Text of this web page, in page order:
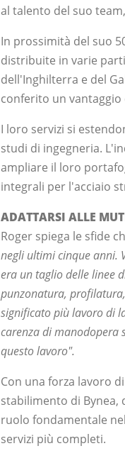
al talento del suo
In prossimità del suo
distribuite in varie
dell'Inghilterra e del
conferito un
I loro servizi si
studi di ingegneria.
ampliare il loro
integrali per l'acciaio
ADATTARSI ALLE
Roger spiega le sfide
negli ultimi cinque anni.
era un taglio delle linee
punzonatura,
significato più lavoro di
carenza di manodopera
questo lavoro".
Con una forza lavoro
stabilimento di Bynea,
ruolo fondamentale
servizi più completi.